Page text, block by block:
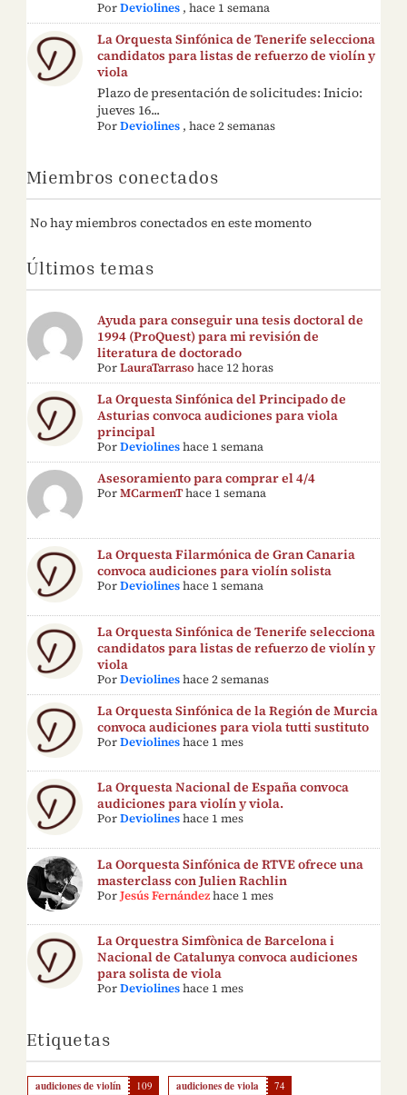
PorDeviolines ,hace 1 semana
La Orquesta Sinfónica de Tenerife selecciona
candidatos para listas de refuerzo de violín y
viola
Plazo de presentación de solicitudes: Inicio:
jueves 16...
PorDeviolines ,hace 2 semanas
Miembros conectados
No hay miembros conectados en este momento
Últimos temas
Ayuda para conseguir una tesis doctoral de
1994 (ProQuest) para mi revisión de
literatura de doctorado
PorLauraTarraso hace 12 horas
La Orquesta Sinfónica del Principado de
Asturias convoca audiciones para viola
principal
PorDeviolines hace 1 semana
Asesoramiento para comprar el 4/4
PorMCarmenThace 1 semana
La Orquesta Filarmónica de Gran Canaria
convoca audiciones para violín solista
PorDeviolines hace 1 semana
La Orquesta Sinfónica de Tenerife selecciona
candidatos para listas de refuerzo de violín y
viola
PorDeviolines hace 2 semanas
La Orquesta Sinfónica de la Región de Murcia
convoca audiciones para viola tutti sustituto
PorDeviolines hace 1 mes
La Orquesta Nacional de España convoca
audiciones para violín y viola.
PorDeviolines hace 1 mes
La Oorquesta Sinfónica de RTVE ofrece una
masterclass con Julien Rachlin
PorJesús Fernández hace 1 mes
La Orquestra Simfònica de Barcelona i
Nacional de Catalunya convoca audiciones
para solista de viola
PorDeviolines hace 1 mes
Etiquetas
audiciones de violín 109 audiciones de viola 74